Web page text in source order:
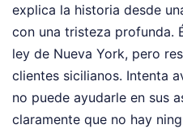
explica la historia desde
con una tristeza profunda.
ley de Nueva York, pero
clientes sicilianos. Intenta
no puede ayudarle en sus
claramente que no hay